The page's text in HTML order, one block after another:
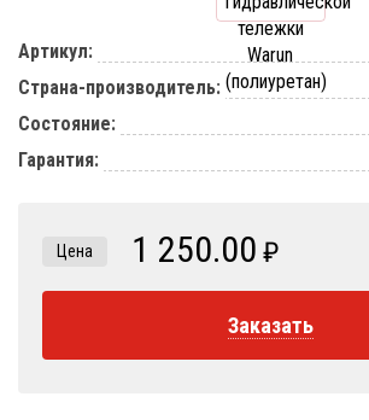
Артикул:
Страна-производитель:
Состояние:
Гарантия:
Цена 1 250.00 ₽
Заказать